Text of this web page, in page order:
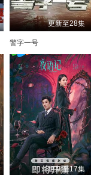
更新至28集
警字一号
更新至17集